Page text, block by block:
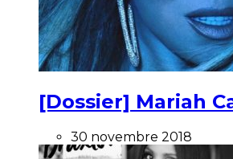
[Dossier] Mariah
30 novembre 2018